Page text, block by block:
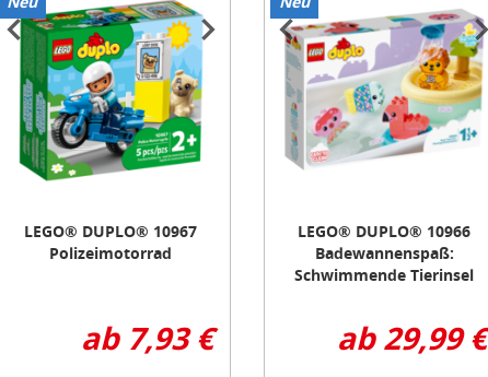
Item
LEGO® DUPLO® 10967
Polizeimotorrad
ab 7,93 €
Item
LEGO® DUPLO® 10966
Badewannenspaß:
Schwimmende Tierinsel
ab 29,99 €